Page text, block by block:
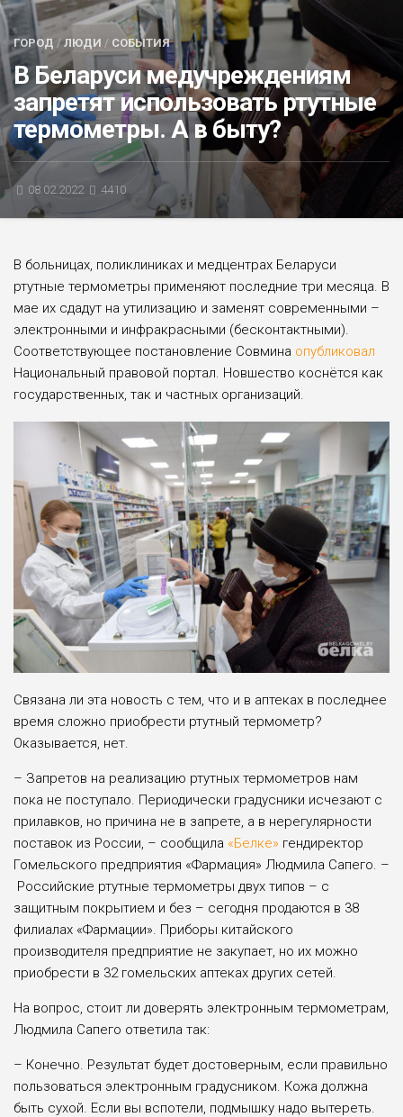
БЛИЦ-ОПРОС
АФИША
ГОРОД /ЛЮДИ / СОБЫТИЯ
В Беларуси медучреждениям
запретят использовать ртутные
термометры. А в быту?
08.02.2022 4410
В больницах, поликлиниках и медцентрах Беларуси
ртутные термометры применяют последние три месяца. В
мае их сдадут на утилизацию и заменят современными –
электронными и инфракрасными (бесконтактными).
Соответствующее постановление Совмина опубликовал
Национальный правовой портал. Новшество коснётся как
государственных, так и частных организаций.
Связана ли эта новость с тем, что и в аптеках в последнее
время сложно приобрести ртутный термометр?
Оказывается, нет.
– Запретов на реализацию ртутных термометров нам
пока не поступало. Периодически градусники исчезают с
прилавков, но причина не в запрете, а в нерегулярности
поставок из России, – сообщила «Белке» гендиректор
Гомельского предприятия «Фармация» Людмила Сапего. –
Российские ртутные термометры двух типов – с
защитным покрытием и без – сегодня продаются в 38
филиалах «Фармации». Приборы китайского
производителя предприятие не закупает, но их можно
приобрести в 32 гомельских аптеках других сетей.
На вопрос, стоит ли доверять электронным термоме­трам,
Людмила Сапего ответила так:
– Конечно. Результат будет достоверным, если правильно
пользоваться электронным гра­дусником. Кожа должна
быть сухой. Если вы вспотели, подмышку надо вытереть.